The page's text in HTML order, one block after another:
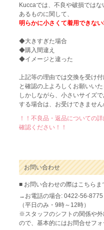
Kuccaでは、不良や破損では
あるものに関して、
明らかに小さくて着用できない
◆大きすぎた場合
◆購入間違え
◆イメージと違った
上記等の理由では交換を受け
と確認の上よろしくお願いいた
しかしながら、小さいサイズ
する場合は、お受けできません
！！不良品・返品についての
確認ください！！
お問い合わせ
■ お問い合わせの際はこちらま
→お電話の場合: 0422-56-8775
（平日のみ・9時～12時）
※スタッフのシフトの関係や
ので、基本的にはお問合せフォ